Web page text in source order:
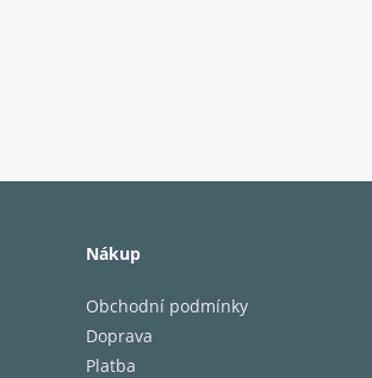
Nákup
Obchodní podmínky
Doprava
Platba